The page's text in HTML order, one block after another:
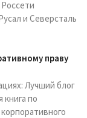
и Северсталь
праву
Лучший блог
по